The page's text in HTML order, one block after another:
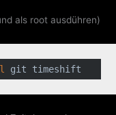
als root ausdühren)
git timeshift